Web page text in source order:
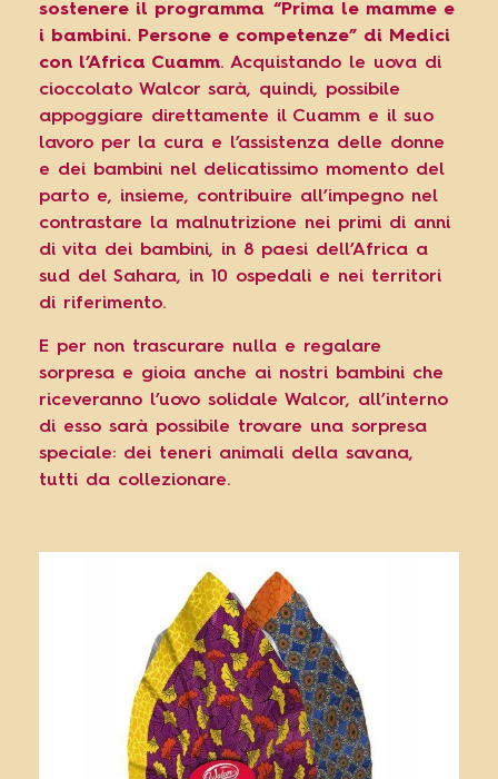
sostenere il programma “Prima le mamme e
i bambini. Persone e competenze” di Medici
con l’Africa Cuamm. Acquistando le uova di
cioccolato Walcor sarà, quindi, possibile
appoggiare direttamente il Cuamm e il suo
lavoro per la cura e l’assistenza delle donne
e dei bambini nel delicatissimo momento del
parto e, insieme, contribuire all’impegno nel
contrastare la malnutrizione nei primi di anni
di vita dei bambini, in 8 paesi dell’Africa a
sud del Sahara, in 10 ospedali e nei territori
di riferimento.
E per non trascurare nulla e regalare
sorpresa e gioia anche ai nostri bambini che
riceveranno l’uovo solidale Walcor, all’interno
di esso sarà possibile trovare una sorpresa
speciale: dei teneri animali della savana,
tutti da collezionare.